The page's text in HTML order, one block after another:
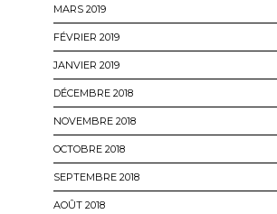
MARS 2019
FÉVRIER 2019
JANVIER 2019
DÉCEMBRE 2018
NOVEMBRE 2018
OCTOBRE 2018
SEPTEMBRE 2018
AOÛT 2018